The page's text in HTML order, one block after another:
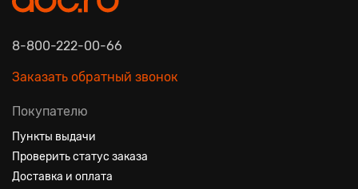
8-800-222-00-66
Заказать обратный звонок
Покупателю
Пункты выдачи
Проверить статус заказа
Доставка и оплата